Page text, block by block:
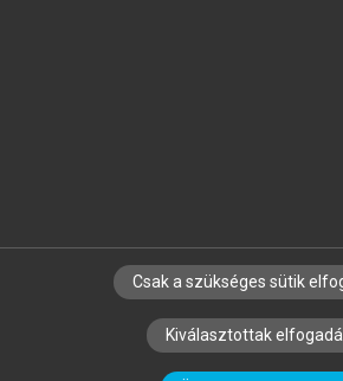
SZERZŐKNEK CÉGEKNEK
SZERKESZTÉSI ÉS LEKTORÁLÁSI
Csak a szükséges sütik
Kiválasztottak